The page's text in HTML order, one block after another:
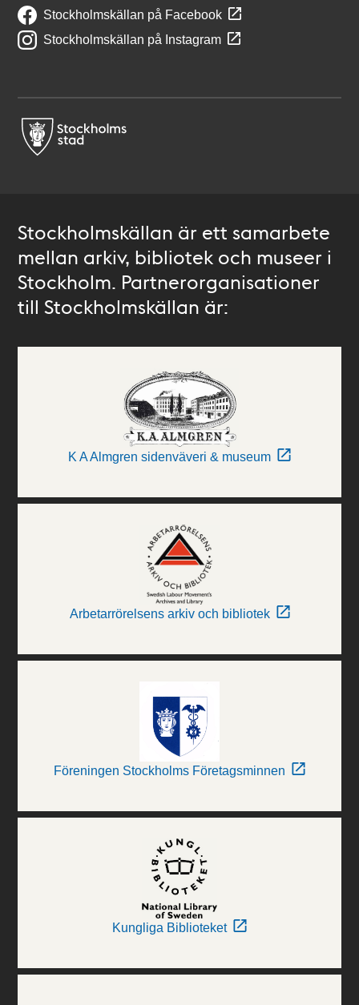
Stockholmskällan på Facebook
Stockholmskällan på Instagram
Stockholmskällan är ett samarbete
mellan arkiv, bibliotek och museer i
Stockholm. Partnerorganisationer
till Stockholmskällan är:
K A Almgren sidenväveri & museum
Arbetarrörelsens arkiv och bibliotek
Föreningen Stockholms Företagsminnen
Kungliga Biblioteket